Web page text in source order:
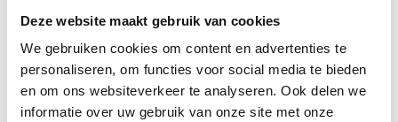
Deze website maakt gebruik van cookies
We gebruiken cookies om content en advertenties te
personaliseren, om functies voor social media te bieden
en om ons websiteverkeer te analyseren. Ook delen we
informatie over uw gebruik van onze site met onze
sportclubs voor sporters met een beperking.
sporten samen. De Ambrassade lanceerde hierrond
een campagne op.